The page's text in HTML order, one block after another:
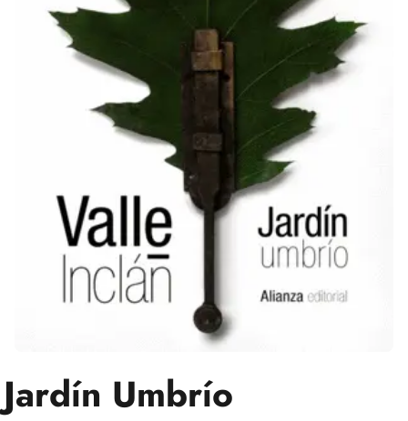
Jardín Umbrío